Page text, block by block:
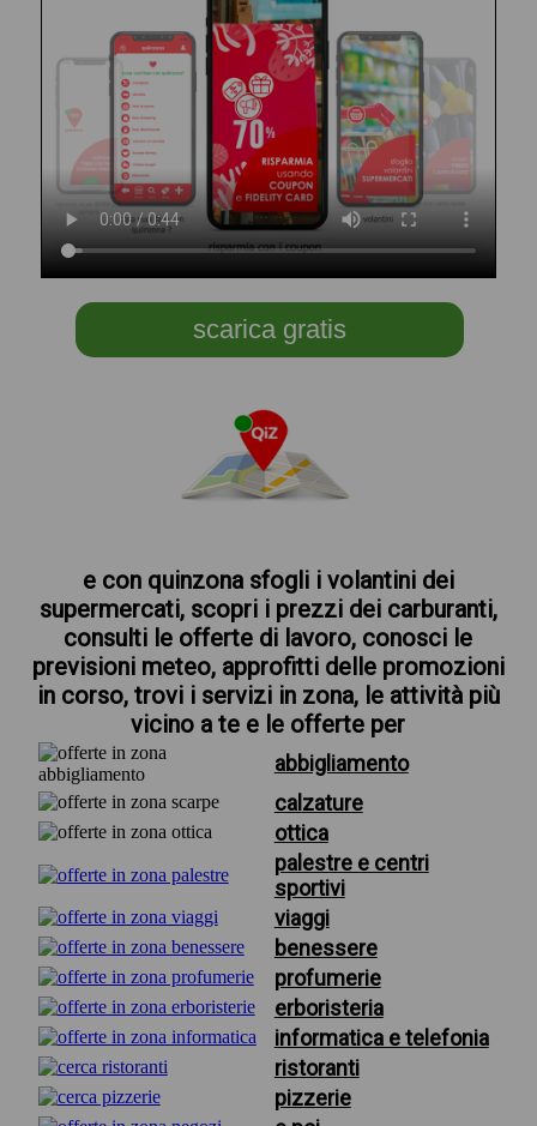
scarica gratis
e con quinzona sfogli i volantini dei
supermercati, scopri i prezzi dei carburanti,
consulti le offerte di lavoro, conosci le
previsioni meteo, approfitti delle promozioni
in corso, trovi i servizi in zona, le attività più
vicino a te e le offerte per
abbigliamento
calzature
ottica
palestre e centri
sportivi
viaggi
benessere
profumerie
erboristeria
informatica e telefonia
ristoranti
pizzerie